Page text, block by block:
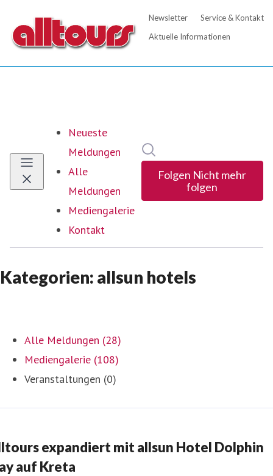
Neueste
Meldungen
Alle
Meldungen
Mediengalerie
Kontakt
Folgen Nicht mehr
folgen
Kategorien: allsun hotels
Alle Meldungen (28)
Mediengalerie (108)
Veranstaltungen (0)
expandiert mit allsun Hotel Dolphin
auf Kreta